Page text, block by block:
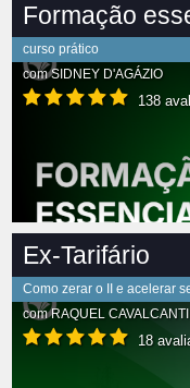
Formação
curso prático
comSIDNEY D'AGÁZIO
138
Ex-Tarifário
Como zerar o II e acelerar
comRAQUEL CAVALCANTI
18